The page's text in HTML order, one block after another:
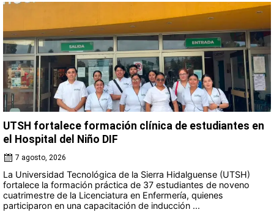
UTSH fortalece formación clínica de estudiantes en
el Hospital del Niño DIF
7 agosto, 2026
La Universidad Tecnológica de la Sierra Hidalguense (UTSH)
fortalece la formación práctica de 37 estudiantes de noveno
cuatrimestre de la Licenciatura en Enfermería, quienes
participaron en una capacitación de inducción ...